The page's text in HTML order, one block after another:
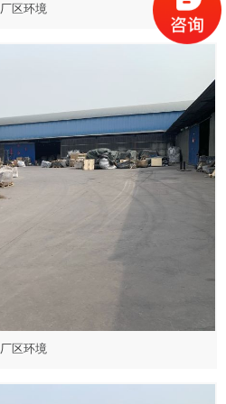
厂区环境
厂区环境